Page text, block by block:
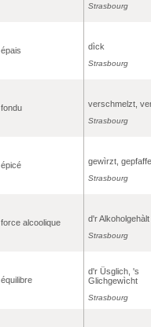
Strasbourg
épais dìck
Strasbourg
fondu verschmelzt,
Strasbourg
épicé gewìrzt,
Strasbourg
force alcoolique d'r Alkoholgehàlt
Strasbourg
équilibre
d'r Üsglich, 's
Glichgewìcht
Strasbourg